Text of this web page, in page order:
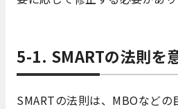
5-1. SMARTの法則を
SMARTの法則は、MBOなどの